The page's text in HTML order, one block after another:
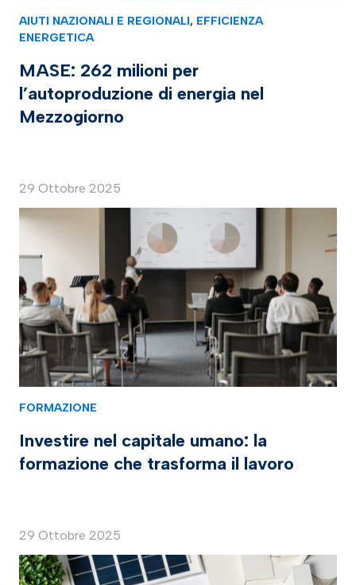
AIUTI NAZIONALI E REGIONALI, EFFICIENZA
ENERGETICA
MASE: 262 milioni per
l’autoproduzione di energia nel
Mezzogiorno
29 Ottobre 2025
FORMAZIONE
Investire nel capitale umano: la
formazione che trasforma il lavoro
29 Ottobre 2025